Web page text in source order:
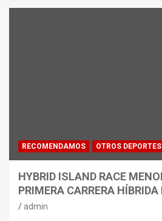
RECOMENDAMOS OTROS DEPORTES
HYBRID ISLAND RACE
PRIMERA CARRERA
admin